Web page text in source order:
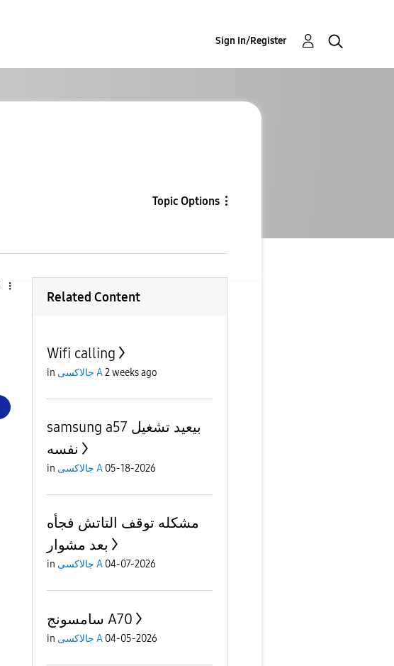
Sign In/Register
Topic Options
Related Content
Wifi calling
in جالاكسى A2 weeks ago
samsung a57 بيعيد تشغيل
نفسه
in جالاكسى A 05-18-2026
مشكله توقف التاتش فجأه
بعد مشوار
in جالاكسى A 04-07-2026
سامسونج A70
in جالاكسى A 04-05-2026